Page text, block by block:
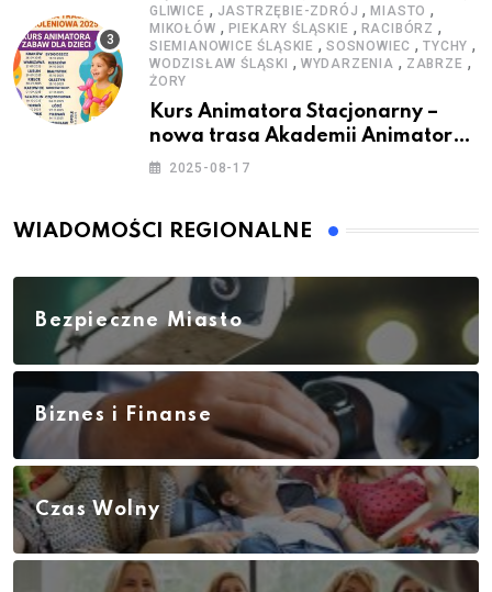
GLIWICE , JASTRZĘBIE-ZDRÓJ ,MIASTO ,
MIKOŁÓW , PIEKARY ŚLĄSKIE , RACIBÓRZ ,
SIEMIANOWICE ŚLĄSKIE ,SOSNOWIEC ,TYCHY ,
WODZISŁAW ŚLĄSKI , WYDARZENIA , ZABRZE ,
ŻORY
Kurs Animatora Stacjonarny –
nowa trasa Akademii Animatora
– jesień 2025
2025-08-17
WIADOMOŚCI REGIONALNE
Bezpieczne Miasto
Biznes i Finanse
Czas Wolny